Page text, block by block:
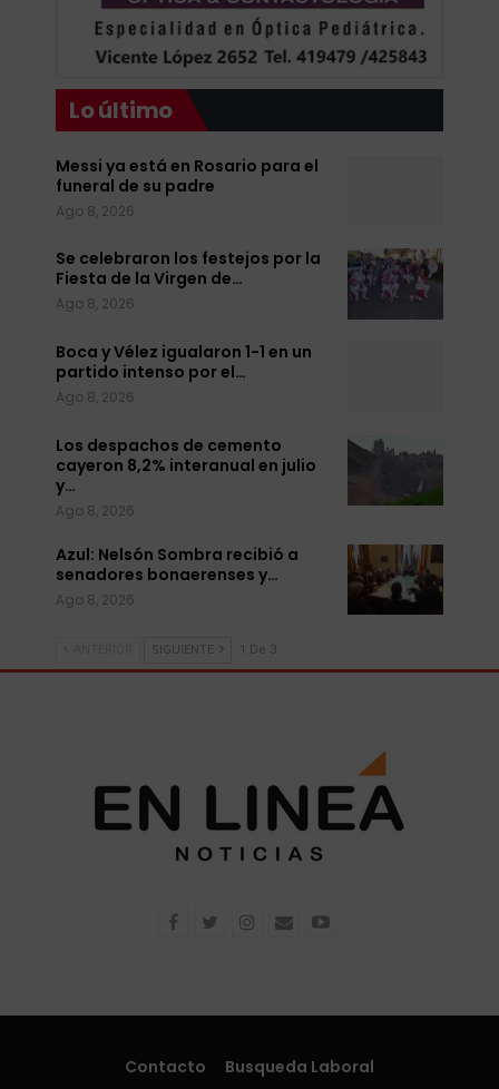
Lo último
Messi ya está en Rosario para el
funeral de su padre
Ago 8, 2026
Se celebraron los festejos por la
Fiesta de la Virgen de…
Ago 8, 2026
Boca y Vélez igualaron 1-1 en un
partido intenso por el…
Ago 8, 2026
Los despachos de cemento
cayeron 8,2% interanual en julio
y…
Ago 8, 2026
Azul: Nelsón Sombra recibió a
senadores bonaerenses y…
Ago 8, 2026
SIGUIENTE 1 De 3
Contacto
Busqueda Laboral